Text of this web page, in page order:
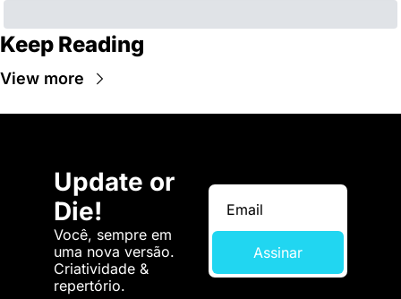
Keep Reading
View more
Update or
Die!
Você, sempre em
uma nova versão.
Criatividade &
repertório.
Assinar